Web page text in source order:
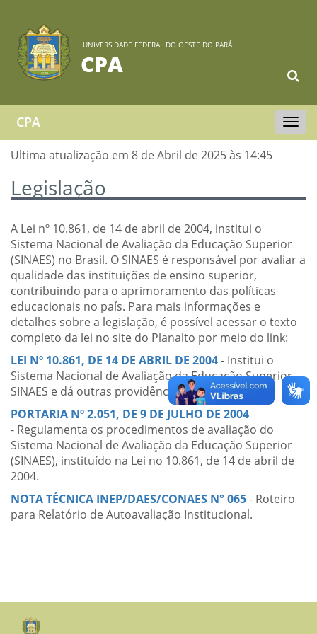
UNIVERSIDADE FEDERAL DO OESTE DO PARÁ
CPA
Toggle
CPA
Ultima atualização em 8 de Abril de 2025 às 14:45
Legislação
A Lei nº 10.861, de 14 de abril de 2004, institui o
Sistema Nacional de Avaliação da Educação Superior
(SINAES) no Brasil. O SINAES é responsável por avaliar a
qualidade das instituições de ensino superior,
contribuindo para o aprimoramento das políticas
educacionais no país. Para mais informações e
detalhes sobre a legislação, é possível acessar o texto
completo da lei no site do Planalto por meio do link:
LEI Nº 10.861, DE 14 DE ABRIL DE 2004- Institui o
Sistema Nacional de Avaliação da Educação Superior –
SINAES e dá outras providências.
PORTARIA Nº 2.051, DE 9 DE JULHO DE 2004
- Regulamenta os procedimentos de avaliação do
Sistema Nacional de Avaliação da Educação Superior
(SINAES), instituído na Lei no 10.861, de 14 de abril de
2004.
NOTA TÉCNICA INEP/DAES/CONAES N° 065- Roteiro
para Relatório de Autoavaliação Institucional.